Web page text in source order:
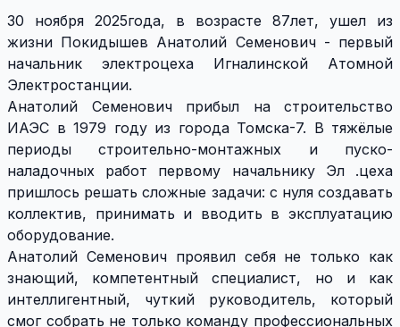
30 ноября 2025года, в возрасте 87лет, ушел из
жизни Покидышев Анатолий Семенович - первый
начальник электроцеха Игналинской Атомной
Электростанции.
Анатолий Семеновичприбыл на строительство
ИАЭС в 1979 году из города Томска-7. В тяжёлые
периоды строительно-монтажных и пуско-
наладочных работ первому начальнику Эл .цеха
пришлось решать сложные задачи: с нуля создавать
коллектив, принимать и вводить в эксплуатацию
оборудование.
Анатолий Семеновичпроявил себя не только как
знающий, компетентный специалист, но и как
интеллигентный, чуткий руководитель, который
смог собрать не только команду профессиональных